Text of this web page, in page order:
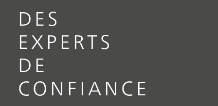
DES
EXPERTS
DE
CONFIANCE